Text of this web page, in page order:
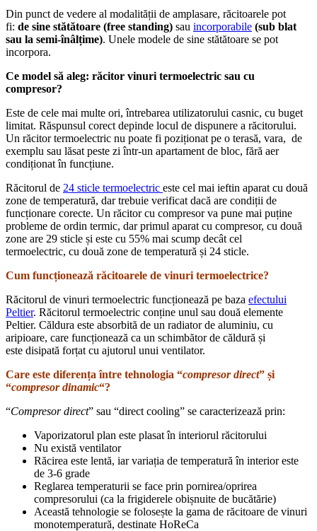
Din punct de vedere al modalității de amplasare, răcitoarele pot
fi: de sine stătătoare (free standing) sau incorporabile (sub blat
sau la semi-înâlțime). Unele modele de sine stătătoare se pot
incorpora.
Ce model să aleg: răcitor vinuri termoelectric sau cu
compresor?
Este de cele mai multe ori, întrebarea utilizatorului casnic, cu buget
limitat. Răspunsul corect depinde locul de dispunere a răcitorului.
Un răcitor termoelectric nu poate fi poziționat pe o terasă, vara, de
exemplu sau lăsat peste zi într-un apartament de bloc, fără aer
condiționat în funcțiune.
Răcitorul de 24 sticle termoelectric este cel mai ieftin aparat cu două
zone de temperatură, dar trebuie verificat dacă are condiții de
funcționare corecte. Un răcitor cu compresor va pune mai puține
probleme de ordin termic, dar primul aparat cu compresor, cu două
zone are 29 sticle și este cu 55% mai scump decât cel
termoelectric, cu două zone de temperatură și 24 sticle.
Cum funcționează răcitoarele de vinuri termoelectrice?
Răcitorul de vinuri termoelectric funcționează pe baza efectului
Peltier. Răcitorul termoelectric conține unul sau două elemente
Peltier. Căldura este absorbită de un radiator de aluminiu, cu
aripioare, care funcționează ca un schimbător de căldură și
este disipată forțat cu ajutorul unui ventilator.
Care este diferența între tehnologia “compresor direct” și
“compresor dinamic“?
“Compresordirect” sau “direct cooling” se caracterizează prin:
Vaporizatorul plan este plasat în interiorul răcitorului
Nu există ventilator
Răcirea este lentă, iar variația de temperatură în interior este
de 3-6 grade
Reglarea temperaturii se face prin pornirea/oprirea
compresorului (ca la frigiderele obișnuite de bucătărie)
Această tehnologie se folosește la gama de răcitoare de vinuri
monotemperatură, destinate HoReCa